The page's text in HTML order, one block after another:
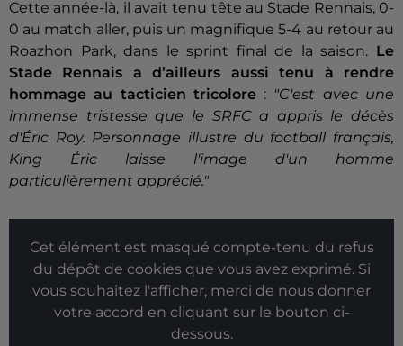
Cette année-là, il avait tenu tête au Stade Rennais, 0-
0 au match aller, puis un magnifique 5-4 au retour au
Roazhon Park, dans le sprint final de la saison. Le
Stade Rennais a d’ailleurs aussi tenu à rendre
hommage au tacticien tricolore: "C'est avec une
immense tristesse que le SRFC a appris le décès
d'Éric Roy. Personnage illustre du football français,
King Éric laisse l'image d'un homme
particulièrement apprécié."
Cet élément est masqué compte-tenu du refus
du dépôt de cookies que vous avez exprimé. Si
vous souhaitez l'afficher, merci de nous donner
votre accord en cliquant sur le bouton ci-
dessous.